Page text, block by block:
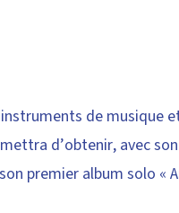
de musique
d’obtenir, avec
premier album solo